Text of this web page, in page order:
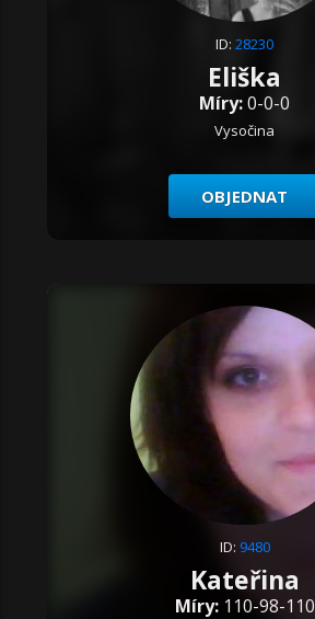
ID:28230
Eliška
Míry:0-0-0
Vysočina
OBJEDNAT
ID: 9480
Kateřina
Míry:110-98-110